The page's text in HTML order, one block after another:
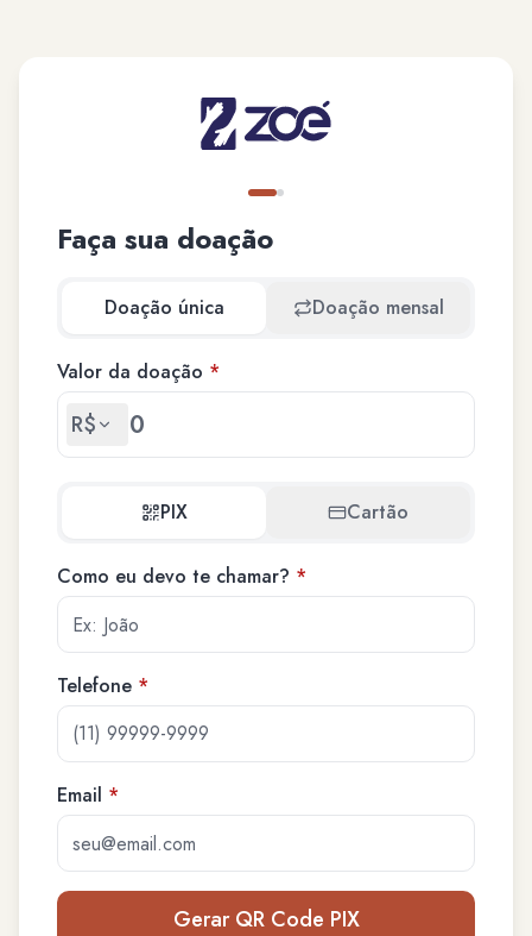
Faça sua doação
Doação única Doação mensal
Valor da doação *
R$
PIX Cartão
Como eu devo te chamar? *
Telefone *
Email *
Gerar QR Code PIX